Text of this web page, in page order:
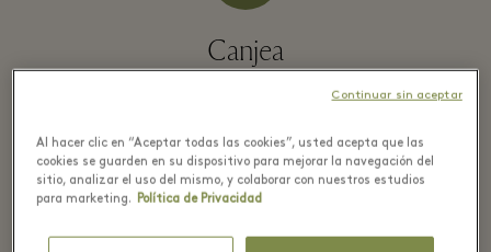
Canjea
Recibe tus beneficios en tiempo real y disfrútalos en el
Al hacer clic en “Aceptar todas las cookies”, usted acepta que las
cookies se guarden en su dispositivo para mejorar la navegación del
sitio, analizar el uso del mismo, y colaborar con nuestros estudios
para marketing. Política de Privacidad
Continuar sin aceptar